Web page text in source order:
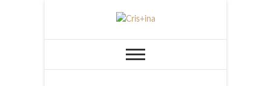
Cris+ina